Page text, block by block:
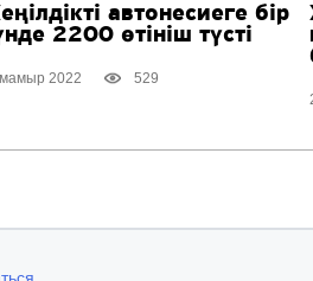
автонесиеге бір
2200 өтініш түсті
2022 529